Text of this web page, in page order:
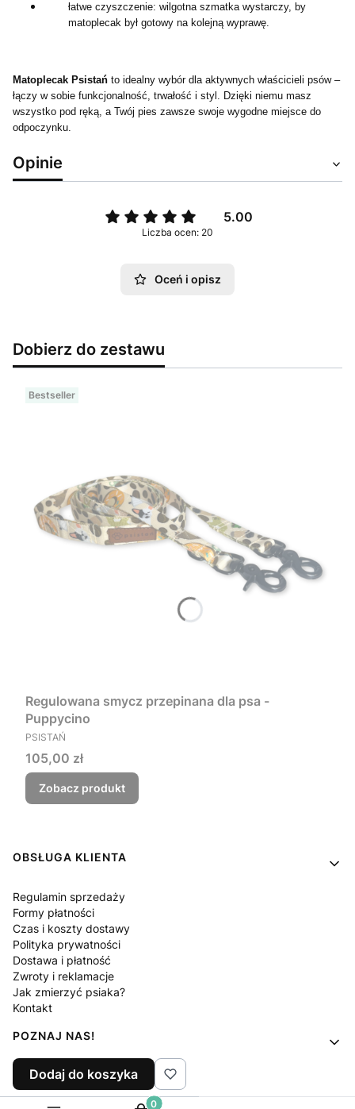
łatwe czyszczenie: wilgotna szmatka wystarczy, by
matoplecak był gotowy na kolejną wyprawę.
Matoplecak Psistań to idealny wybór dla aktywnych właścicieli psów –
łączy w sobie funkcjonalność, trwałość i styl. Dzięki niemu masz
wszystko pod ręką, a Twój pies zawsze swoje wygodne miejsce do
odpoczynku.
Opinie
5.00
Liczba ocen: 20
Oceń i opisz
Dobierz do zestawu
Bestseller
Regulowana smycz przepinana dla psa -
Puppycino
PRODUCENT
PSISTAŃ
Cena
105,00 zł
Zobacz produkt
Linki w stopce
OBSŁUGA KLIENTA
Regulamin sprzedaży
Formy płatności
Czas i koszty dostawy
Polityka prywatności
Dostawa i płatność
Zwroty i reklamacje
Jak zmierzyć psiaka?
Kontakt
POZNAJ NAS!
O nasDodaj do koszyka